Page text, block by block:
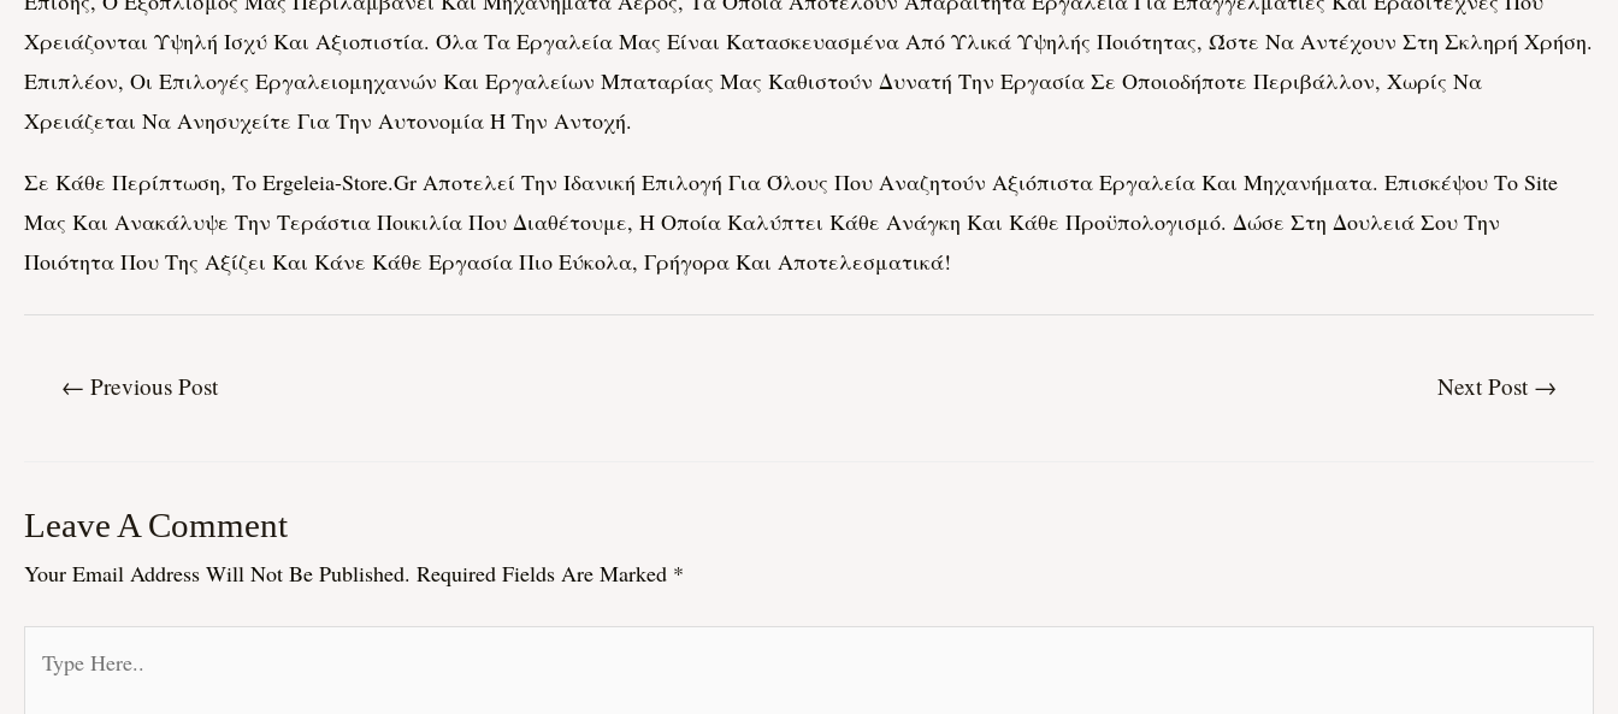
Χρειάζονται Υψηλή Ισχύ Και Αξιοπιστία. Όλα Τα Εργαλεία Μας Είναι Κατασκευασμένα Από Υλικά Υψηλής Ποιότητας, Ώστε Να Αντέχουν Στη Σκληρή Χρήση.
Επιπλέον, Οι Επιλογές Εργαλειομηχανών Και Εργαλείων Μπαταρίας Μας Καθιστούν Δυνατή Την Εργασία Σε Οποιοδήποτε Περιβάλλον, Χωρίς Να
Χρειάζεται Να Ανησυχείτε Για Την Αυτονομία Ή Την Αντοχή.
Σε Κάθε Περίπτωση, Το Ergeleia-Store.gr Αποτελεί Την Ιδανική Επιλογή Για Όλους Που Αναζητούν Αξιόπιστα Εργαλεία Και Μηχανήματα. Επισκέψου Το Site
Μας Και Ανακάλυψε Την Τεράστια Ποικιλία Που Διαθέτουμε, Η Οποία Καλύπτει Κάθε Ανάγκη Και Κάθε Προϋπολογισμό. Δώσε Στη Δουλειά Σου Την
Ποιότητα Που Της Αξίζει Και Κάνε Κάθε Εργασία Πιο Εύκολα, Γρήγορα Και Αποτελεσματικά!
← Previous Post Next Post →
Leave A Comment
Your Email Address Will Not Be Published. Required Fields Are Marked *
Here..